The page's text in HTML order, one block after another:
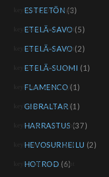
ESTEETÖN (3)
ETELÄ-SAVO (5)
ETELÄ-SAVO (2)
ETELÄ-SUOMI (1)
FLAMENCO (1)
GIBRALTAR (1)
HARRASTUS (37)
HEVOSURHEILU (2)
HOTROD (6)